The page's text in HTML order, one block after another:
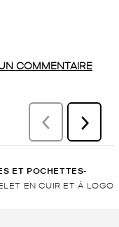
ET POCHETTES-
EN CUIR ET À LOGO